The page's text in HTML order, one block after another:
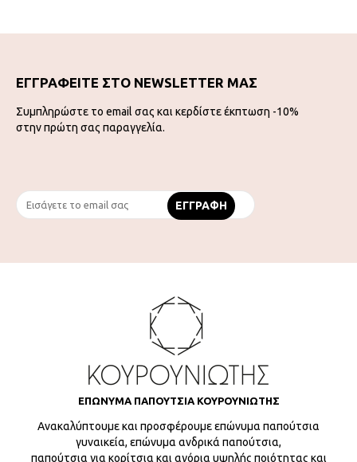
ΕΓΓΡΑΦΕΙΤΕ ΣΤΟ NEWSLETTER ΜΑΣ
Συμπληρώστε το email σας και κερδίστε έκπτωση -10%
στην πρώτη σας παραγγελία.
ΕΠΩΝΥΜΑ ΠΑΠΟΥΤΣΙΑ ΚΟΥΡΟΥΝΙΩΤΗΣ
Ανακαλύπτουμε και προσφέρουμε επώνυμα παπούτσια
γυναικεία, επώνυμα ανδρικά παπούτσια,
παπούτσια για κορίτσια και αγόρια υψηλής ποιότητας και